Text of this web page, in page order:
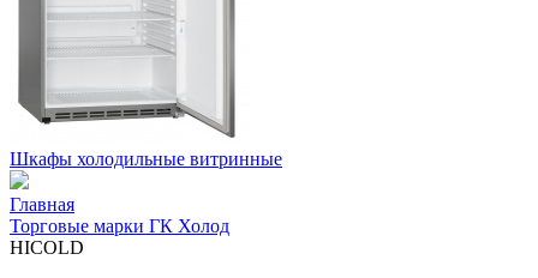
Шкафы холодильные витринные
Главная
Торговые марки ГК Холод
HICOLD